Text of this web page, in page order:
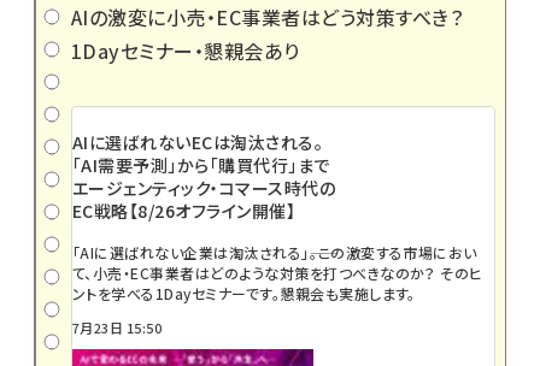
AIの激変に小売・EC事業者はどう対策すべき？
1Dayセミナー・懇親会あり
AIに選ばれないECは淘汰される。
「AI需要予測」から「購買代行」まで
エージェンティック・コマース時代の
EC戦略【8/26オフライン開催】
「AIに選ばれない企業は淘汰される」――。この激変する市場におい
て、小売・EC事業者はどのような対策を打つべきなのか？ そのヒ
ントを学べる1Dayセミナーです。懇親会も実施します。
7月23日 15:50